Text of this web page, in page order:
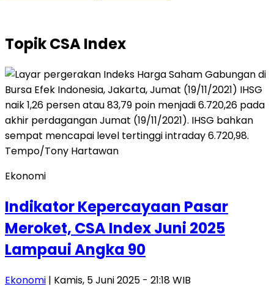
TopikCSA Index
Ekonomi
Indikator Kepercayaan Pasar
Meroket, CSA Index Juni 2025
Lampaui Angka 90
Ekonomi | Kamis, 5 Juni 2025 - 21:18 WIB